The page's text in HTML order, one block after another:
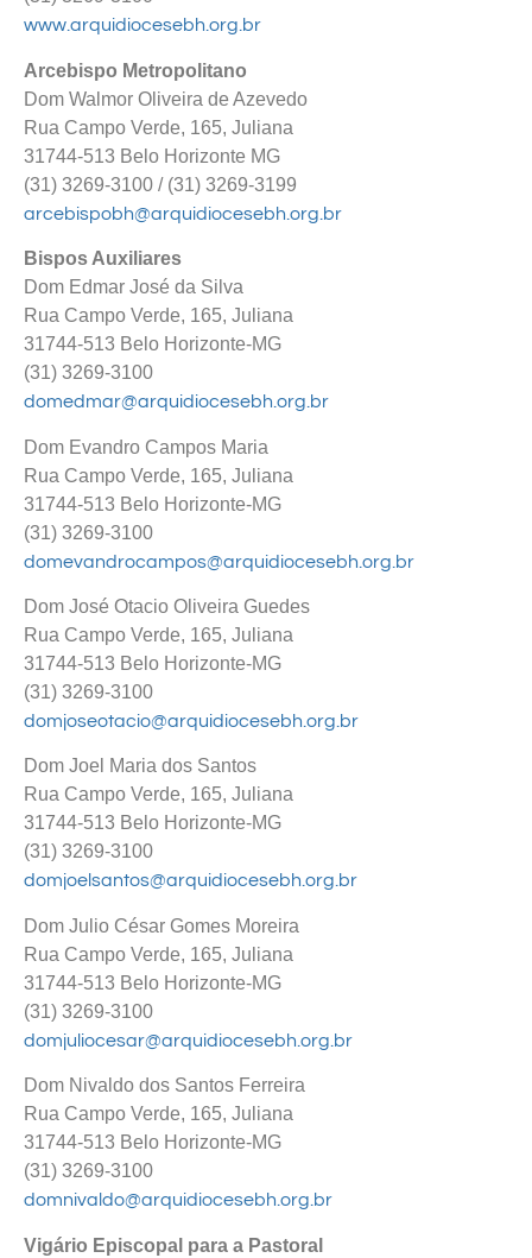
www.arquidiocesebh.org.br
Arcebispo Metropolitano
Dom Walmor Oliveira de Azevedo
Rua Campo Verde, 165, Juliana
31744-513 Belo Horizonte MG
(31) 3269-3100 / (31) 3269-3199
arcebispobh@arquidiocesebh.org.br
Bispos Auxiliares
Dom Edmar José da Silva
Rua Campo Verde, 165, Juliana
31744-513 Belo Horizonte-MG
(31) 3269-3100
domedmar@arquidiocesebh.org.br
Dom Evandro Campos Maria
Rua Campo Verde, 165, Juliana
31744-513 Belo Horizonte-MG
(31) 3269-3100
domevandrocampos@arquidiocesebh.org.br
Dom José Otacio Oliveira Guedes
Rua Campo Verde, 165, Juliana
31744-513 Belo Horizonte-MG
(31) 3269-3100
domjoseotacio@arquidiocesebh.org.br
Dom Joel Maria dos Santos
Rua Campo Verde, 165, Juliana
31744-513 Belo Horizonte-MG
(31) 3269-3100
domjoelsantos@arquidiocesebh.org.br
Dom Julio César Gomes Moreira
Rua Campo Verde, 165, Juliana
31744-513 Belo Horizonte-MG
(31) 3269-3100
domjuliocesar@arquidiocesebh.org.br
Dom Nivaldo dos Santos Ferreira
Rua Campo Verde, 165, Juliana
31744-513 Belo Horizonte-MG
(31) 3269-3100
domnivaldo@arquidiocesebh.org.br
Vigário Episcopal para a Pastoral